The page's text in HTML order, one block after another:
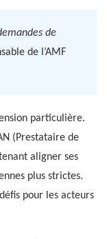
de
de l’AMF
particulière.
(Prestataire de
aligner ses
plus strictes.
pour les acteurs